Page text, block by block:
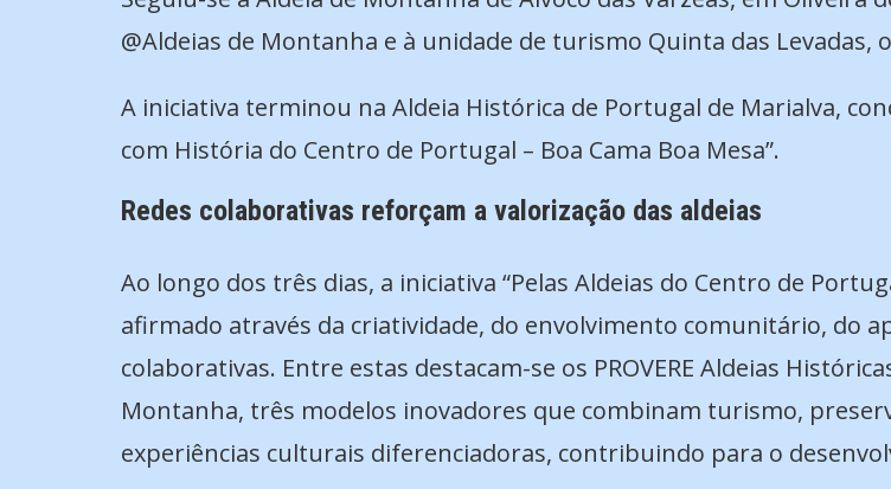
@Aldeias de Montanha e à unidade de turismo Quinta das
A iniciativa terminou na Aldeia Histórica de Portugal de Marialva,
com História do Centro de Portugal – Boa Cama Boa Mesa”.
Redes colaborativas reforçam a valorização das aldeias
Ao longo dos três dias, a iniciativa “Pelas Aldeias do Centro de
afirmado através da criatividade, do envolvimento comunitário, do
colaborativas. Entre estas destacam-se os PROVERE Aldeias
Montanha, três modelos inovadores que combinam turismo,
experiências culturais diferenciadoras, contribuindo para o